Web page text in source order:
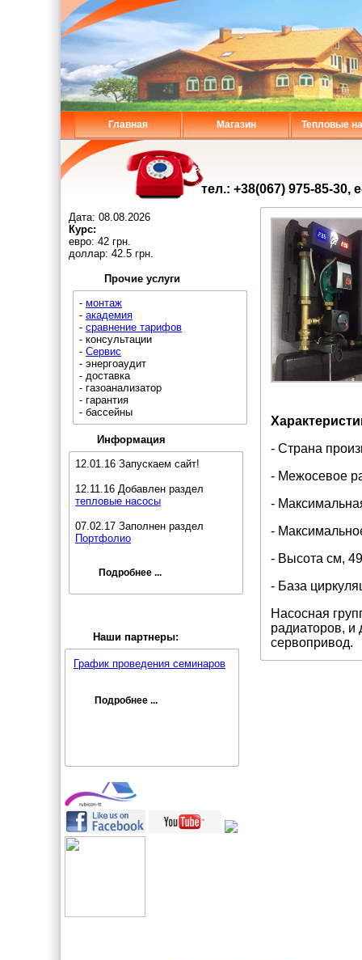
Главная Магазин Тепловые
тел.: +38(067) 975-85-30,
Дата: 08.08.2026
Курс:
евро: 42 грн.
доллар: 42.5 грн.
Прочие услуги
- монтаж
- академия
- сравнение тарифов
- консультации
- Сервис
- энергоаудит
- доставка
- газоанализатор
- гарантия
- бассейны
Информация
12.01.16 Запускаем сайт!
12.11.16 Добавлен раздел
тепловые насосы
07.02.17 Заполнен раздел
Портфолио
Подробнее ...
Наши партнеры:
График проведения семинаров
Подробнее ...
- Страна
- Межосевое
-
-
- Высота см, 49
- База
Насосная
радиаторов, и
сервопривод.